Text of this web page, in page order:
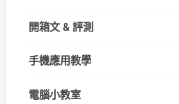
開箱文 & 評測
手機應用教學
電腦小教室